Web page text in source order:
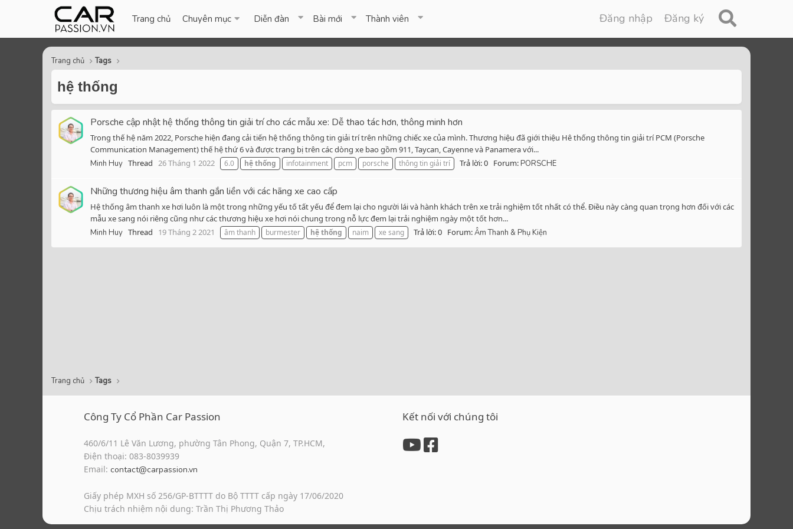
Trang chủ Chuyên mục Diễn đàn Bài mới Thành viên Đăng nhập Đăng ký
Trang chủ Tags
hệ thống
Porsche cập nhật hệ thống thông tin giải trí cho các mẫu xe: Dễ thao tác hơn, thông minh hơn
Trong thế hệ năm 2022, Porsche hiện đang cải tiến hệ thống thông tin giải trí trên những chiếc xe của mình. Thương hiệu đã giới thiệu Hê thống thông tin giải trí PCM (Porsche
Communication Management) thế hệ thứ 6 và được trang bị trên các dòng xe bao gồm 911, Taycan, Cayenne và Panamera với...
Minh Huy Thread 26 Tháng 1 2022 6.0 hệthống infotainment pcm porsche thông tin giải trí Trả lời: 0 Forum:PORSCHE
Những thương hiệu âm thanh gắn liền với các hãng xe cao cấp
Hệ thống âm thanh xe hơi luôn là một trong những yếu tố tất yếu để đem lại cho người lái và hành khách trên xe trải nghiệm tốt nhất có thể. Điều này càng quan trọng hơn đối với các
mẫu xe sang nói riêng cũng như các thương hiệu xe hơi nói chung trong nỗ lực đem lại trải nghiệm ngày một tốt hơn...
Minh Huy Thread 19 Tháng 2 2021 âm thanh burmester hệthống naim xe sang Trả lời: 0 Forum:Âm Thanh & Phụ Kiện
Trang chủ Tags
Công Ty Cổ Phần Car Passion
460/6/11 Lê Văn Lương, phường Tân Phong, Quận 7, TP.HCM,
Điện thoại: 083-8039939
Email: contact@carpassion.vn
Giấy phép MXH số 256/GP-BTTTT do Bộ TTTT cấp ngày 17/06/2020
Chịu trách nhiệm nội dung: Trần Thị Phương Thảo
Kết nối với chúng tôi